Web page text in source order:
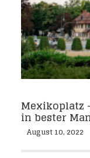
Mexikoplatz
in bester
August 10, 2022